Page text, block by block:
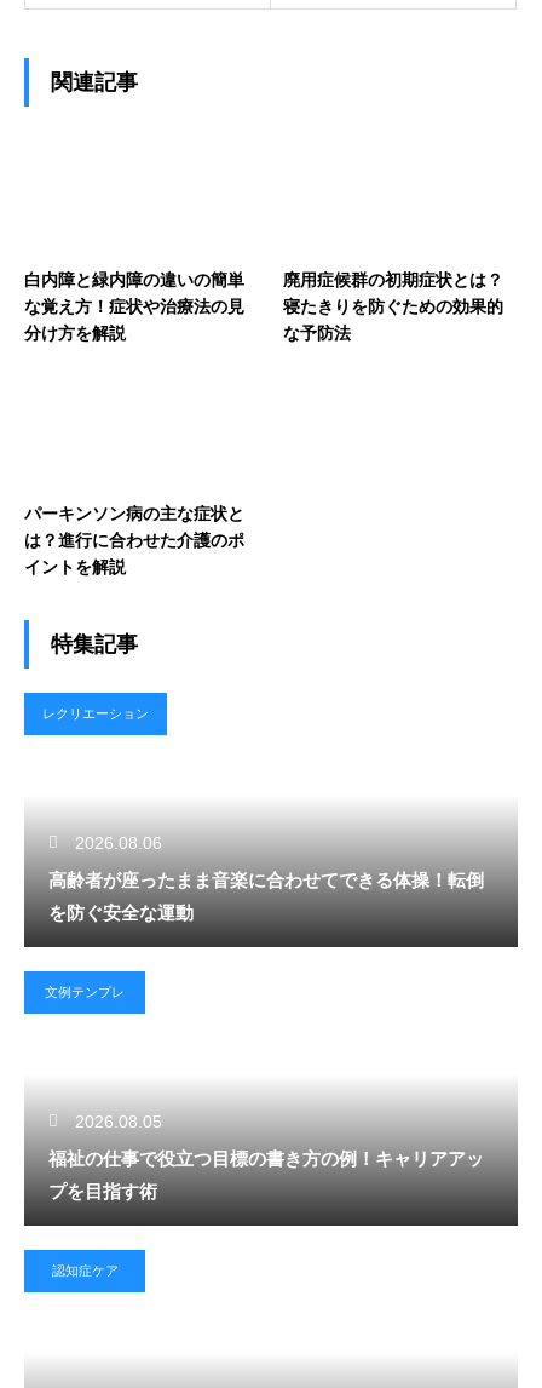
関連記事
白内障と緑内障の違いの簡単
な覚え方！症状や治療法の見
分け方を解説
廃用症候群の初期症状とは？
寝たきりを防ぐための効果的
な予防法
パーキンソン病の主な症状と
は？進行に合わせた介護のポ
イントを解説
特集記事
レクリエーション
2026.08.06
高齢者が座ったまま音楽に合わせてできる体操！転倒
を防ぐ安全な運動
文例テンプレ
2026.08.05
福祉の仕事で役立つ目標の書き方の例！キャリアアッ
プを目指す術
認知症ケア